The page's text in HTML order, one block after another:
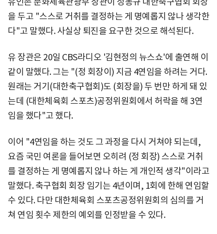
을 두고 "스스로 거취를 결정하는 게 명예롭지 않나 생각한
다"고 말했다. 사실상 퇴진을 요구한 것으로 해석된다.
유 장관은 20일 CBS라디오 '김현정의 뉴스쇼'에 출연해 이
같이 말했다. 그는 "(정 회장이) 지금 4연임을 하려는 거다.
원래는 거기(대한축구협회)도 (회장을) 두 번만 하게 돼 있
는데 (대한체육회 스포츠)공정위원회에서 허락을 해 3연
임을 했다"고 했다.
이어 "4연임을 하는 것도 그 과정을 다시 거쳐야 되는데,
요즘 국민 여론을 들어보면 오히려 (정 회장) 스스로 거취
를 결정하는 게 명예롭지 않나 하는 게 개인적 생각"이라고
말했다. 축구협회 회장 임기는 4년이며, 1회에 한해 연임할
수 있다. 다만 대한체육회 스포츠공정위원회의 심의를 거
쳐 연임 횟수 제한의 예외를 인정받을 수 있다.